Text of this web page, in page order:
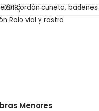
2018)cordón cuneta,
Rolo vial y rastra
Menores